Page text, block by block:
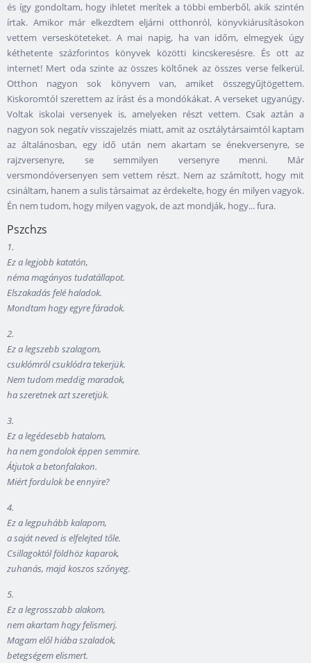
és így gondoltam, hogy ihletet merítek a többi emberből, akik szintén
írtak. Amikor már elkezdtem eljárni otthonról, könyvkiárusításokon
vettem versesköteteket. A mai napig, ha van időm, elmegyek úgy
kéthetente százforintos könyvek közötti kincskeresésre. És ott az
internet! Mert oda szinte az összes költőnek az összes verse felkerül.
Otthon nagyon sok könyvem van, amiket összegyűjtögettem.
Kiskoromtól szerettem az írást és a mondókákat. A verseket ugyanúgy.
Voltak iskolai versenyek is, amelyeken részt vettem. Csak aztán a
nagyon sok negatív visszajelzés miatt, amit az osztálytársaimtól kaptam
az általánosban, egy idő után nem akartam se énekversenyre, se
rajzversenyre, se semmilyen versenyre menni. Már
versmondóversenyen sem vettem részt. Nem az számított, hogy mit
csináltam, hanem a sulis társaimat az érdekelte, hogy én milyen vagyok.
Én nem tudom, hogy milyen vagyok, de azt mondják, hogy... fura.
Pszchzs
1.
Ez a legjobb katatón,
néma magányos tudatállapot.
Elszakadás felé haladok.
Mondtam hogy egyre fáradok.
2.
Ez a legszebb szalagom,
csuklómról csuklódra tekerjük.
Nem tudom meddig maradok,
ha szeretnek azt szeretjük.
3.
Ez a legédesebb hatalom,
ha nem gondolok éppen semmire.
Átjutok a betonfalakon.
Miért fordulok be ennyire?
4.
Ez a legpuhább kalapom,
a saját neved is elfelejted tőle.
Csillagoktól földhöz kaparok,
zuhanás, majd koszos szőnyeg.
5.
Ez a legrosszabb alakom,
nem akartam hogy felismerj.
Magam elől hiába szaladok,
betegségem elismert.